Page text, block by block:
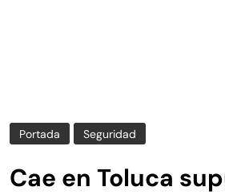
Portada Seguridad
Cae en Toluca